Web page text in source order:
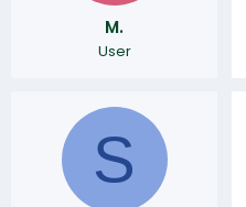
M.
User
S